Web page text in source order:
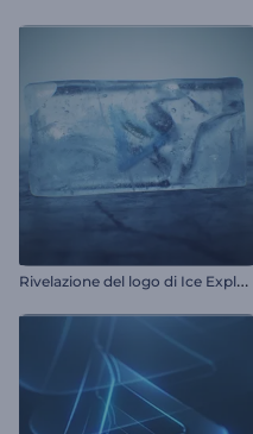
R
ivelazione del logo di Ice Explosion